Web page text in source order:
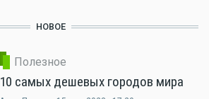
НОВОЕ
Полезное
10 самых дешевых городов мира